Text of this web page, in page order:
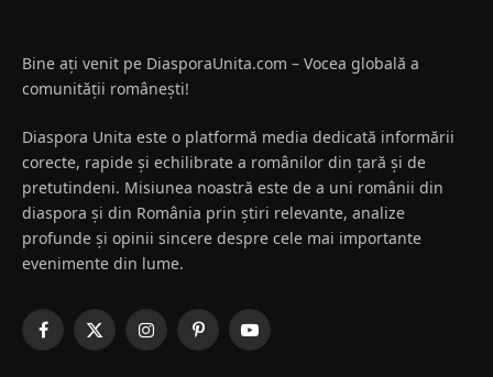
Bine ați venit pe DiasporaUnita.com – Vocea globală a
comunității românești!
Diaspora Unita este o platformă media dedicată informării
corecte, rapide și echilibrate a românilor din țară și de
pretutindeni. Misiunea noastră este de a uni românii din
diaspora și din România prin știri relevante, analize
profunde și opinii sincere despre cele mai importante
evenimente din lume.
Facebook
X
InstagramPinterestYouTube